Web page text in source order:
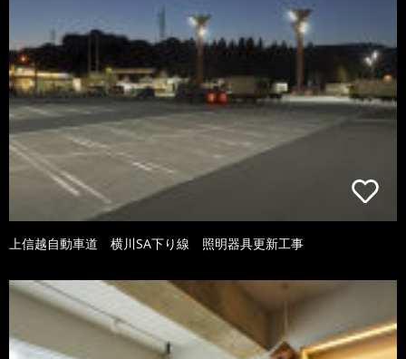
上信越自動車道 横川SA下り線 照明器具更新工事